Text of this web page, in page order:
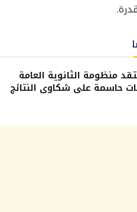
منظومة الثانوية العامة
حاسمة على شكاوى النتائج